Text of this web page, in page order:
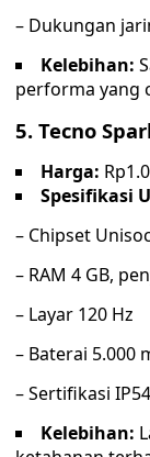
– Dukungan
Kelebihan:
performa yang
5. Tecno
Harga:
Spesifikasi
– Chipset
– RAM 4 GB,
– Layar 120 Hz
– Baterai 5.000
– Sertifikasi IP54
Kelebihan: